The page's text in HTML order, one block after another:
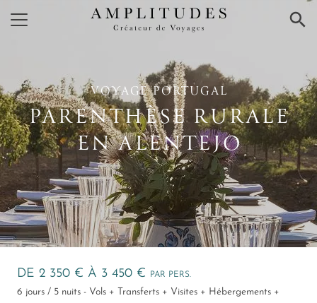
×
VOYAGE PORTUGAL
PARENTHÈSE RURALE
EN ALENTEJO
DE 2 350 € À 3 450 € PAR PERS.
6 jours / 5 nuits - Vols + Transferts + Visites + Hébergements +